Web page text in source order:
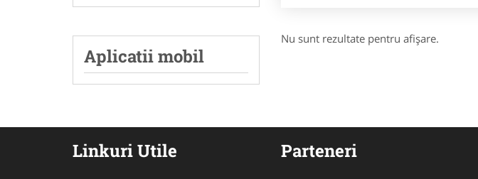
Aplicatii mobil
Nu sunt rezultate pentru afişare.
Linkuri Utile Parteneri